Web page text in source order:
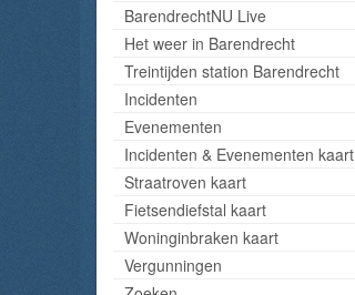
BarendrechtNU Live
Het weer in Barendrecht
Treintijden station Barendrecht
Incidenten
Evenementen
Incidenten & Evenementen kaart
Straatroven kaart
Fietsendiefstal kaart
Woninginbraken kaart
Vergunningen